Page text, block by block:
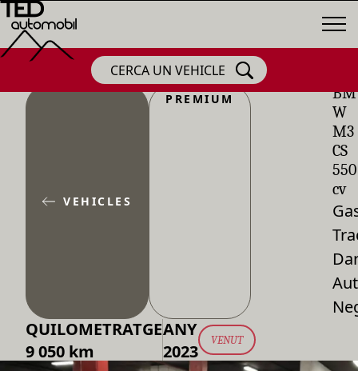
CERCA UN VEHICLE
VEHICLES
PREMIUM
BM
W
M3
CS
550
cv
QUILOMETRATGE
9 050 km
ANY
2023
VENUT